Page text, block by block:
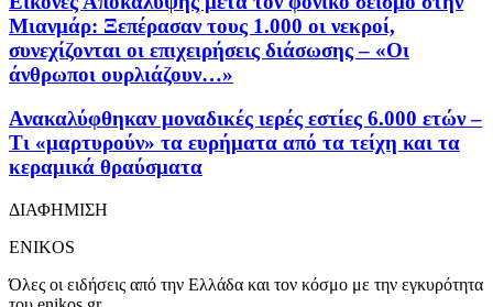
Μιανμάρ: Ξεπέρασαν τους 1.000 οι νεκροί,
συνεχίζονται οι επιχειρήσεις διάσωσης – «Οι
άνθρωποι ουρλιάζουν…»
Ανακαλύφθηκαν μοναδικές ιερές εστίες 6.000 ετών –
Τι «μαρτυρούν» τα ευρήματα από τα τείχη και τα
κεραμικά θραύσματα
ΔΙΑΦΗΜΙΣΗ
ENIKOS
Όλες οι ειδήσεις από την Ελλάδα και τον κόσμο με την εγκυρότητα